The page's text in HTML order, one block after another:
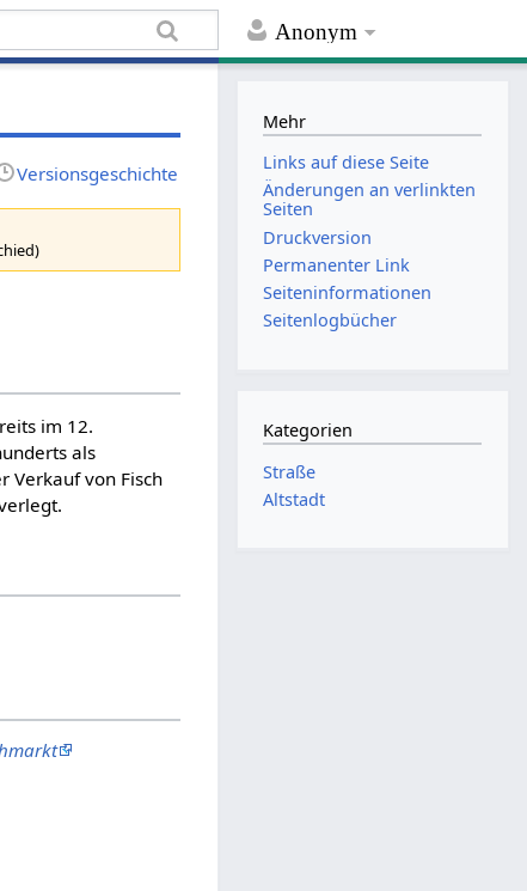
Anonym
Versionsgeschichte
im 12.
als
Verkauf von Fisch
Mehr
Links auf diese Seite
Änderungen an verlinkten
Seiten
Druckversion
Permanenter Link
Seiten­informationen
Seitenlogbücher
Kategorien
Straße
Altstadt